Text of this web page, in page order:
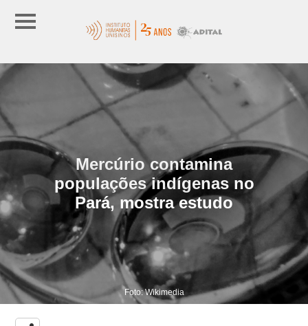
Mercúrio contamina
populações indígenas no
Pará, mostra estudo
Foto: Wikimedia